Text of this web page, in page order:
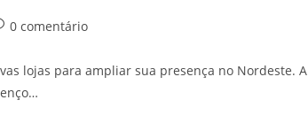
0 comentário
lojas para ampliar sua presença no Nordeste.